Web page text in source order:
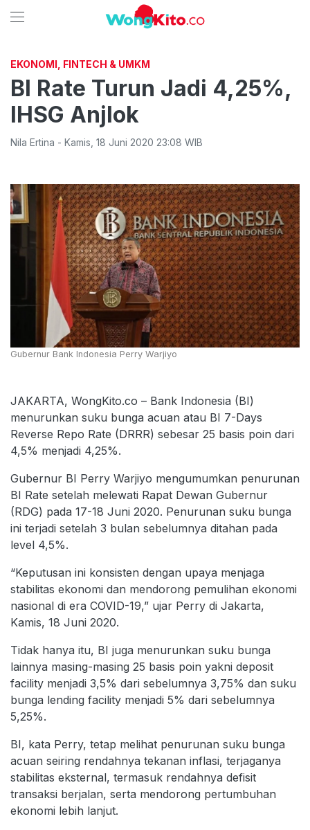
EKONOMI, FINTECH & UMKM
BI Rate Turun Jadi 4,25%,
IHSG Anjlok
Nila Ertina - Kamis 18 Juni 2020 23:08 WIB
Gubernur Bank Indonesia Perry Warjiyo
JAKARTA, WongKito.co – Bank Indonesia (BI)
menurunkan suku bunga acuan atau BI 7-Days
Reverse Repo Rate (DRRR) sebesar 25 basis poin dari
4,5% menjadi 4,25%.
Gubernur BI Perry Warjiyo mengumumkan penurunan
BI Rate setelah melewati Rapat Dewan Gubernur
(RDG) pada 17-18 Juni 2020. Penurunan suku bunga
ini terjadi setelah 3 bulan sebelumnya ditahan pada
level 4,5%.
“Keputusan ini konsisten dengan upaya menjaga
stabilitas ekonomi dan mendorong pemulihan ekonomi
nasional di era COVID-19,” ujar Perry di Jakarta,
Kamis, 18 Juni 2020.
Tidak hanya itu, BI juga menurunkan suku bunga
lainnya masing-masing 25 basis poin yakni deposit
facility menjadi 3,5% dari sebelumnya 3,75% dan suku
bunga lending facility menjadi 5% dari sebelumnya
5,25%.
BI, kata Perry, tetap melihat penurunan suku bunga
acuan seiring rendahnya tekanan inflasi, terjaganya
stabilitas eksternal, termasuk rendahnya defisit
transaksi berjalan, serta mendorong pertumbuhan
ekonomi lebih lanjut.